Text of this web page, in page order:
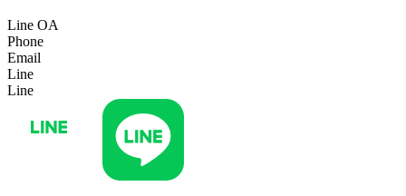
Line OA
Phone
Email
Line
Line